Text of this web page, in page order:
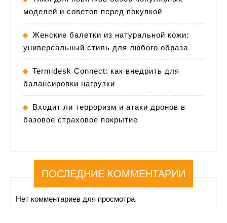
моделей и советов перед покупкой
Женские балетки из натуральной кожи:
универсальный стиль для любого образа
Termidesk Connect: как внедрить для
балансировки нагрузки
Входит ли терроризм и атаки дронов в
базовое страховое покрытие
ПОСЛЕДНИЕ КОММЕНТАРИИ
Нет комментариев для просмотра.